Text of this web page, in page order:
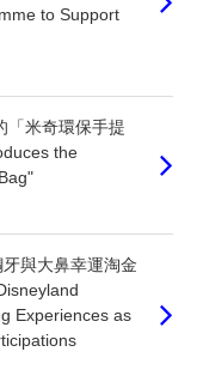
to Support
「米奇環保手提
the
與大鼻幸運淘金
Experiences as